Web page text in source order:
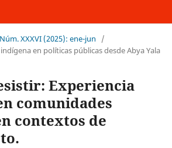
Núm. XXXVI (2025): ene-jun
/
en políticas públicas desde Abya Yala
Experiencia
comunidades
contextos de